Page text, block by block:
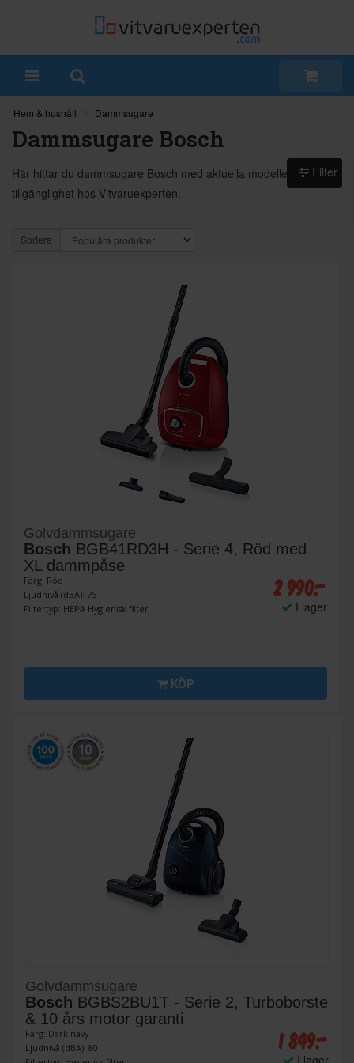
Hem & hushåll Dammsugare
Dammsugare Bosch
Här hittar du dammsugare Bosch med aktuella modeller och
tillgänglighet hos Vitvaruexperten.
Sortera
Golvdammsugare
Bosch BGB41RD3H - Serie 4, Röd med
XL dammpåse
Färg: Röd
Ljudnivå (dBA): 75
Filtertyp: HEPA Hygienisk filter
2 990:-
I lager
KÖP
Golvdammsugare
Bosch BGBS2BU1T - Serie 2, Turboborste
& 10 års motor garanti
Färg: Dark navy
Ljudnivå (dBA): 80
1 849:-
Filter